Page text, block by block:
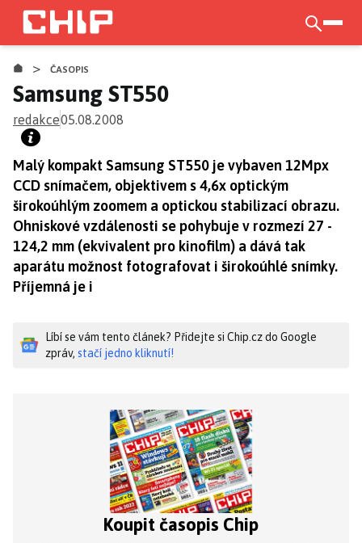
Přejít
hlavnímu
obsahu
> ČASOPIS
Samsung ST550
redakce05.08.2008
Malý kompakt Samsung ST550 je vybaven 12Mpx
CCD snímačem, objektivem s 4,6x optickým
širokoúhlým zoomem a optickou stabilizací obrazu.
Ohniskové vzdálenosti se pohybuje v rozmezí 27 -
124,2 mm (ekvivalent pro kinofilm) a dává tak
aparátu možnost fotografovat i širokoúhlé snímky.
Příjemná je i
Líbí se vám tento článek? Přidejte si Chip.cz do Google
zpráv, stačí jedno kliknutí!
Koupit časopis Chip